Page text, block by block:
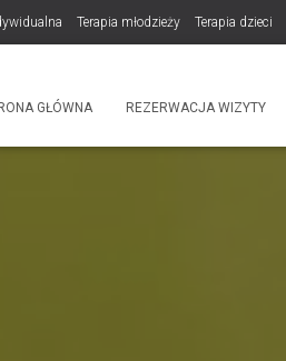
Terapia młodzieży Terapia dzieci
GŁÓWNA REZERWACJA WIZYTY